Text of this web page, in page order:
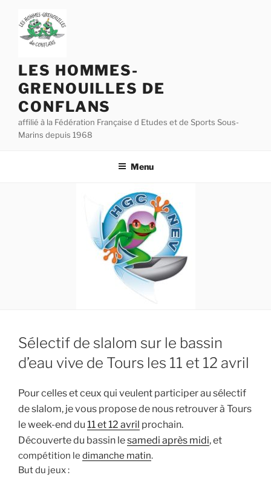
contenu
principal
LES HOMMES-
GRENOUILLES DE
CONFLANS
affilié à la Fédération Française d Etudes et de Sports Sous-
Marins depuis 1968
Menu
Sélectif de slalom sur le bassin
d’eau vive de Tours les 11 et 12 avril
Pour celles et ceux qui veulent participer au sélectif
de slalom, je vous propose de nous retrouver à Tours
le week-end du 11 et 12 avril prochain.
Découverte du bassin lesamedi après midi, et
compétition le dimanche matin.
But du jeux :